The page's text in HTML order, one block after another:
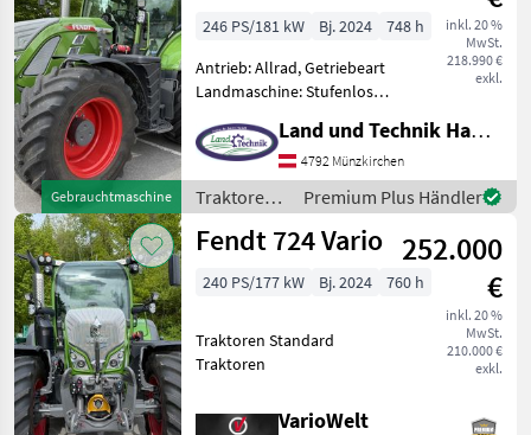
Gebrauchtmaschine
inkl. 20 %
MwSt.
218.990 €
exkl.
246 PS/181 kW Bj. 2024
748 h
Antrieb: Allrad, Getriebeart
Landmaschine: Stufenloses
Zapfwellendrehzahl:
540/540E/1000/1000E,
Höchstgeschwindigkeit in
km/h: 50 km/h, Aufla
Land und Technik HandelsgesmbH
4792 Münzkirchen
Traktoren /
Fendt
Premium Plus Händler
Fendt 724 Vario 252.000
€
inkl. 20 %
MwSt.
210.000 €
exkl.
240 PS/177 kW Bj. 2024 760 h
Traktoren Standard
Traktoren
VarioWelt